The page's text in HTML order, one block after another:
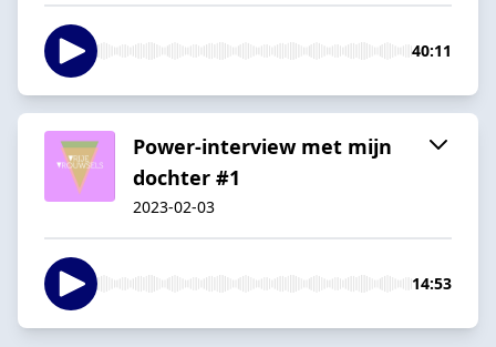
40:11
Power-interview met mijn
dochter #1
2023-02-03
14:53